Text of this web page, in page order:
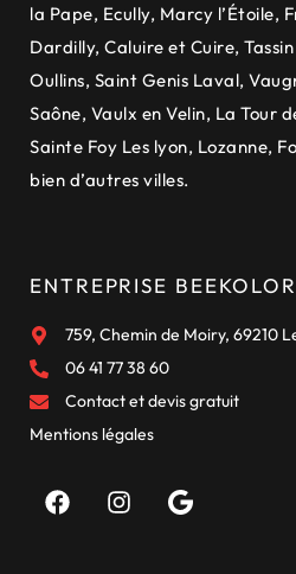
ENTREPRISE BEEKOLOR
759, Chemin de Moiry, 69210
06 41 77 38 60
Contact et devis gratuit
Mentions légales
la Pape, Ecully, Marcy l’Étoile,
Dardilly, Caluire et Cuire,
Oullins, Saint Genis Laval,
Saône, Vaulx en Velin, La Tour
Sainte Foy Les lyon, Lozanne,
bien d’autres villes.